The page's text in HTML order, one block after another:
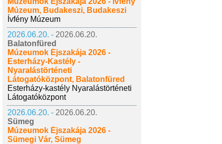
Múzeum, Budakeszi, Budakeszi
Ívfény Múzeum
2026.06.20. - 2026.06.20.
Balatonfüred
Múzeumok Éjszakája 2026 -
Esterházy-Kastély -
Nyaralástörténeti
Látogatóközpont, Balatonfüred
Esterházy-kastély Nyaralástörténeti
Látogatóközpont
2026.06.20. - 2026.06.20.
Sümeg
Múzeumok Éjszakája 2026 -
Sümegi Vár, Sümeg